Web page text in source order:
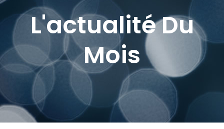
L'actualité Du
Mois